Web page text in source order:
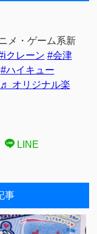
メ・ゲーム系新
クレーン #会津
#ハイキュー
♬ オリジナル楽
LINE
事